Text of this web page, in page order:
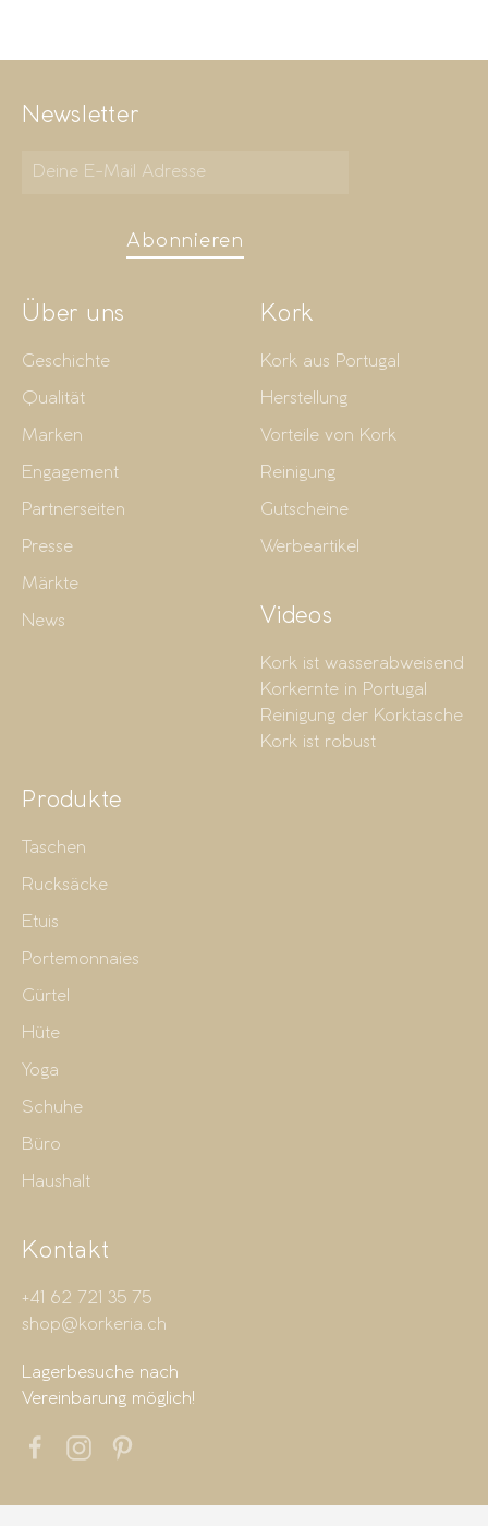
Newsletter
Abonnieren
Über uns
Geschichte
Qualität
Marken
Engagement
Partnerseiten
Presse
Märkte
News
Kork
Kork aus Portugal
Herstellung
Vorteile von Kork
Reinigung
Gutscheine
Werbeartikel
Videos
Kork ist wasserabweisend
Korkernte in Portugal
Reinigung der Korktasche
Kork ist robust
Produkte
Taschen
Rucksäcke
Etuis
Portemonnaies
Gürtel
Hüte
Yoga
Schuhe
Büro
Haushalt
Kontakt
+41 62 721 35 75
shop@korkeria.ch
Lagerbesuche nach
Vereinbarung möglich!